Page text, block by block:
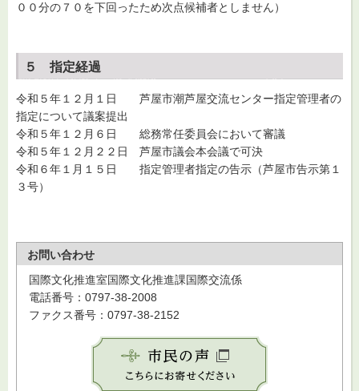
００分の７０を下回ったため次点候補者としません）
５ 指定経過
令和５年１２月１日 芦屋市潮芦屋交流センター指定管理者の
指定について議案提出
令和５年１２月６日 総務常任委員会において審議
令和５年１２月２２日 芦屋市議会本会議で可決
令和６年１月１５日 指定管理者指定の告示（芦屋市告示第１
３号）
お問い合わせ
国際文化推進室国際文化推進課国際交流係
電話番号：0797-38-2008
ファクス番号：0797-38-2152